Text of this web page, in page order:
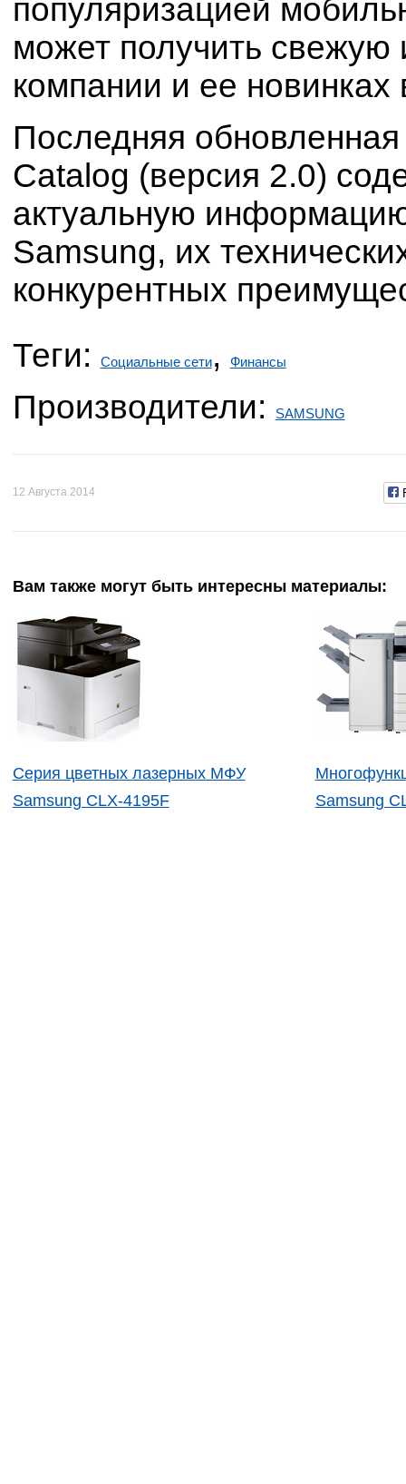
популяризацией
может получить
компании и ее
Последняя
Catalog (версия 2.0)
актуальную
Samsung, их
конкурентных
Теги:
Социальные сети, Финансы
Производители: SAMSUNG
12 Августа 2014
Вам также могут быть интересны материалы:
Серия цветных лазерных МФУ
Samsung CLX-4195F
Samsung